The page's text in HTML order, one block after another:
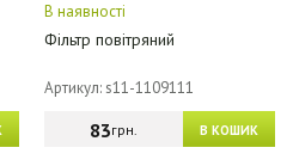
В наявності
Фільтр повітряний
Артикул: s11-1109111
В КОШИК
83грн.